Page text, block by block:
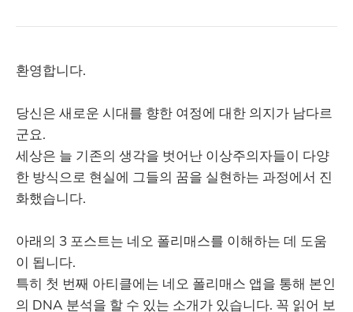
환영합니다.
당신은 새로운 시대를 향한 여정에 대한 의지가 남다르
군요.
세상은 늘 기존의 생각을 벗어난 이상주의자들이 다양
한 방식으로 현실에 그들의 꿈을 실현하는 과정에서 진
화했습니다.
아래의 3 포스트는 네오 폴리매스를 이해하는 데 도움
이 됩니다.
특히 첫 번째 아티클에는 네오 폴리매스 앱을 통해 본인
의 DNA 분석을 할 수 있는 소개가 있습니다. 꼭 읽어 보